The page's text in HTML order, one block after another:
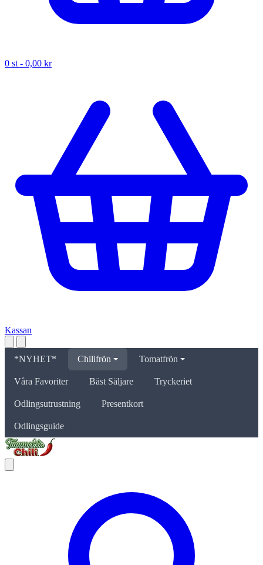
0 st - 0,00 kr
Kassan
*NYHET* Chilifrön Tomatfrön
Våra Favoriter Bäst Säljare Tryckeriet
Odlingsutrustning Presentkort
Odlingsguide